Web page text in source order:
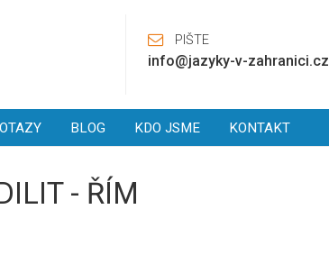
PIŠTE
info@jazyky-v-zahranici.cz
BLOG KDO JSME KONTAKT
- ŘÍM